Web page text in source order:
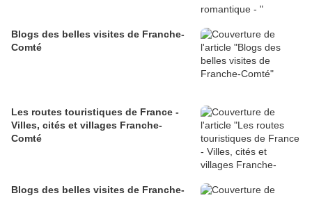
Blogs des belles visites de Franche-
Comté
Les routes touristiques de France -
Villes, cités et villages Franche-
Comté
Blogs des belles visites de Franche-